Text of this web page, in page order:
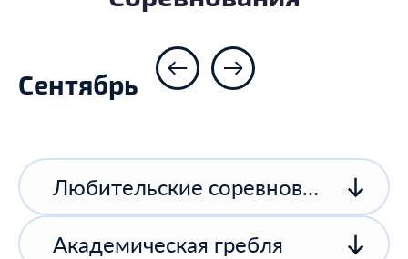
Сентябрь
Любительские соревнования
Академическая гребля